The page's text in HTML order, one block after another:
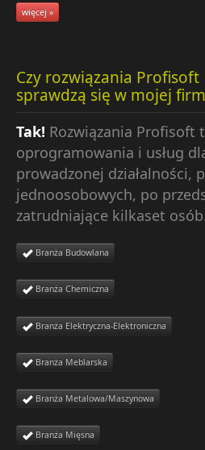
więcej »
Czy rozwiązania Profisoft
sprawdzą się w mojej
Tak! Rozwiązania Profisoft
oprogramowania i usług
prowadzonej działalności,
jednoosobowych, po
zatrudniające kilkaset
Branża Budowlana
Branża Chemiczna
Branża Elektryczna-Elektroniczna
Branża Meblarska
Branża Metalowa/Maszynowa
Branża Mięsna